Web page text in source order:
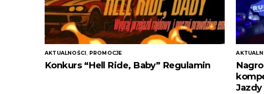
AKTUALNOŚCI, PROMOCJE
Konkurs “Hell Ride, Baby” Regulamin
Jazdy